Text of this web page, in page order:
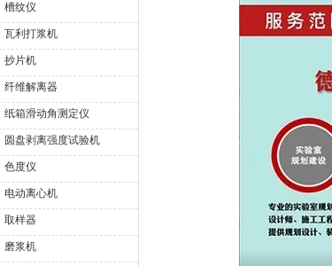
槽纹仪
瓦利打浆机
抄片机
纤维解离器
纸箱滑动角测定仪
圆盘剥离强度试验机
色度仪
电动离心机
取样器
磨浆机